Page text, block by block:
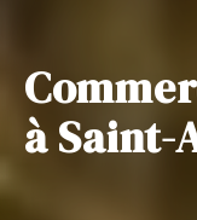
à Saint-